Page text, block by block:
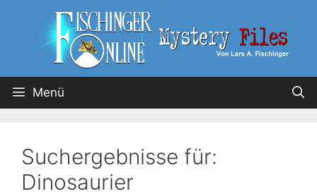
Menü
Suchergebnisse für:
Dinosaurier